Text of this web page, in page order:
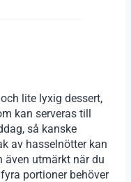
lite lyxig dessert,
kan serveras till
så kanske
av hasselnötter kan
även utmärkt när du
portioner behöver